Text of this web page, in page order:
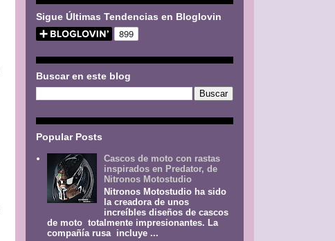
Sigue Últimas Tendencias en Bloglovin
Buscar en este blog
Popular Posts
Cascos de moto con rastas
inspirados en Predator, de
Nitronos Motostudio
Nitronos Motostudio ha sido
la creadora de unos
increíbles diseños de cascos
de moto totalmente impresionantes. La
compañía rusa incluye ...